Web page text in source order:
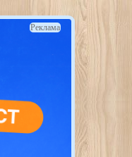
Реклама